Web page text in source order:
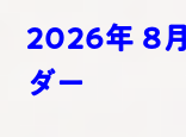
2026年 8
ダー